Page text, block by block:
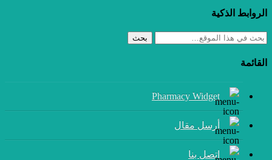
الروابط الذكية
بحث
القائمة
Pharmacy Widget
أرسل مقال
إتصل بنا